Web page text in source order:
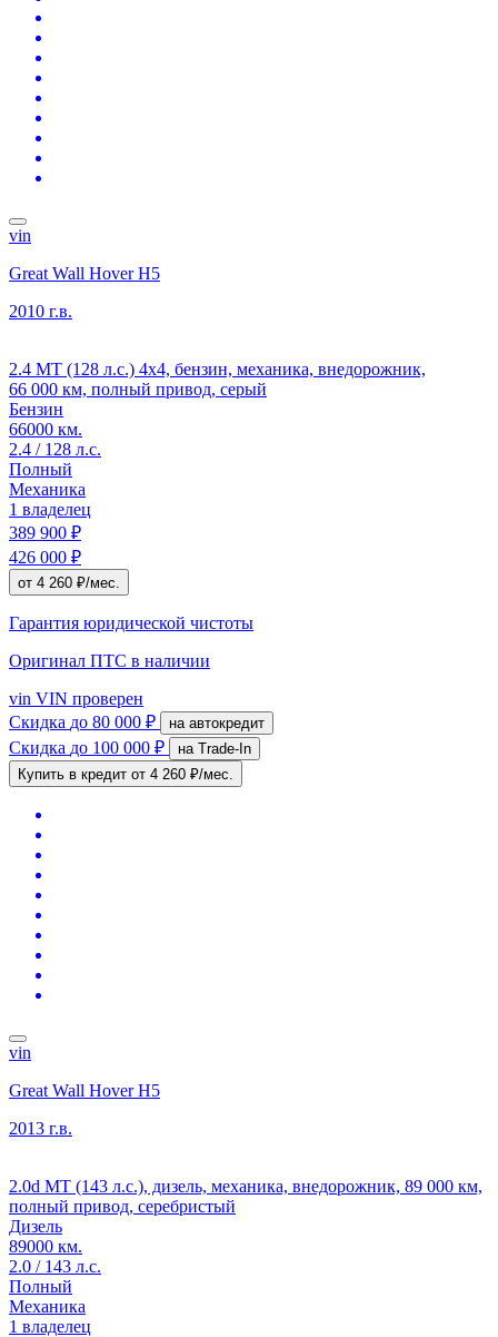
vin
Great Wall Hover H5
2010 г.в.
2.4 MT (128 л.с.) 4x4, бензин, механика, внедорожник,
66 000 км, полный привод, серый
Бензин
66000 км.
2.4 / 128 л.с.
Полный
Механика
1 владелец
389 900 ₽
426 000 ₽
от 4 260 ₽/мес.
Гарантия юридической чистоты
Оригинал ПТС в наличии
vin VIN проверен
Скидка до 80 000 ₽ на автокредит
Скидка до 100 000 ₽
на Trade-In
Купить в кредит от 4 260 ₽/мес.
vin
Great Wall Hover H5
2013 г.в.
2.0d MT (143 л.с.), дизель, механика, внедорожник, 89 000 км,
полный привод, серебристый
Дизель
89000 км.
2.0 / 143 л.с.
Полный
Механика
1 владелец